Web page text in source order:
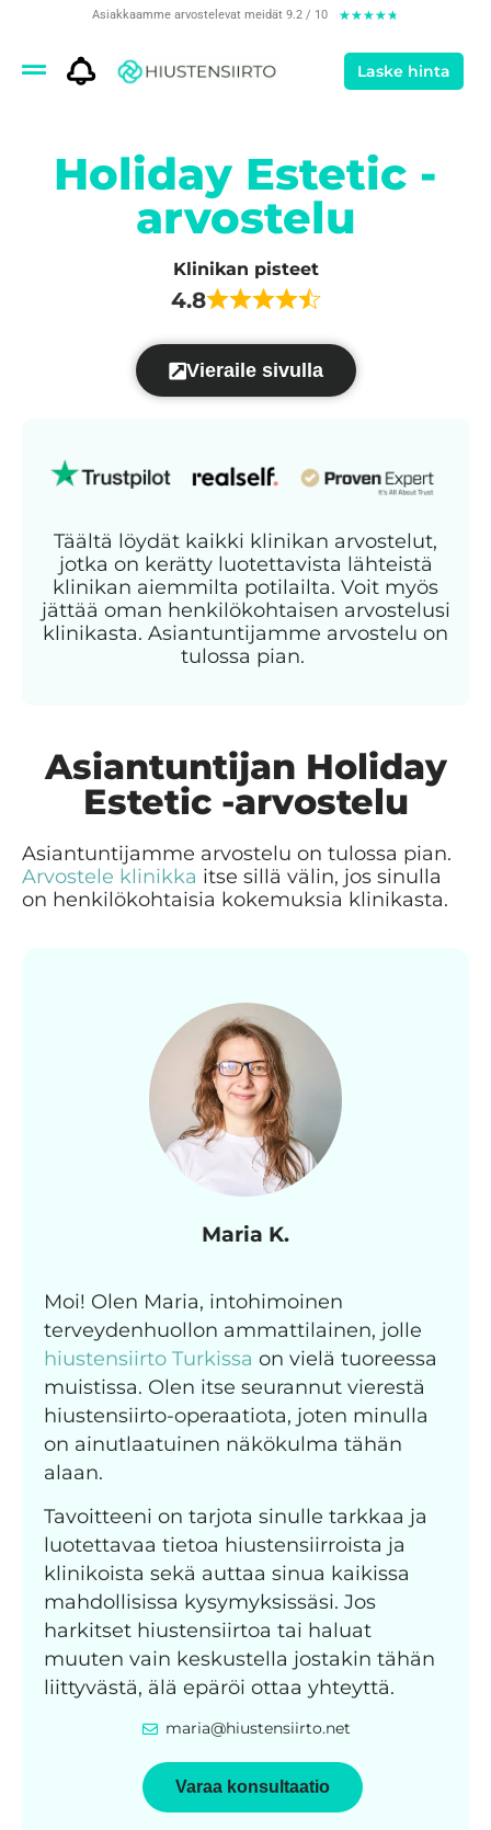
Asiakkaamme arvostelevat meidät 9.2 / 10 ★★★★★
Laske hinta
Holiday Estetic -
arvostelu
Klinikan pisteet
4.8
Vieraile sivulla
Täältä löydät kaikki klinikan arvostelut,
jotka on kerätty luotettavista lähteistä
klinikan aiemmilta potilailta. Voit myös
jättää oman henkilökohtaisen arvostelusi
klinikasta. Asiantuntijamme arvostelu on
tulossa pian.
Asiantuntijan Holiday
Estetic -arvostelu
Asiantuntijamme arvostelu on tulossa pian.
Arvostele klinikka itse sillä välin, jos sinulla
on henkilökohtaisia kokemuksia klinikasta.
Maria K.
Moi! Olen Maria, intohimoinen
terveydenhuollon ammattilainen, jolle
hiustensiirto Turkissa on vielä tuoreessa
muistissa. Olen itse seurannut vierestä
hiustensiirto-operaatiota, joten minulla
on ainutlaatuinen näkökulma tähän
alaan.
Tavoitteeni on tarjota sinulle tarkkaa ja
luotettavaa tietoa hiustensiirroista ja
klinikoista sekä auttaa sinua kaikissa
mahdollisissa kysymyksissäsi. Jos
harkitset hiustensiirtoa tai haluat
muuten vain keskustella jostakin tähän
liittyvästä, älä epäröi ottaa yhteyttä.
maria@hiustensiirto.net
Varaa konsultaatio